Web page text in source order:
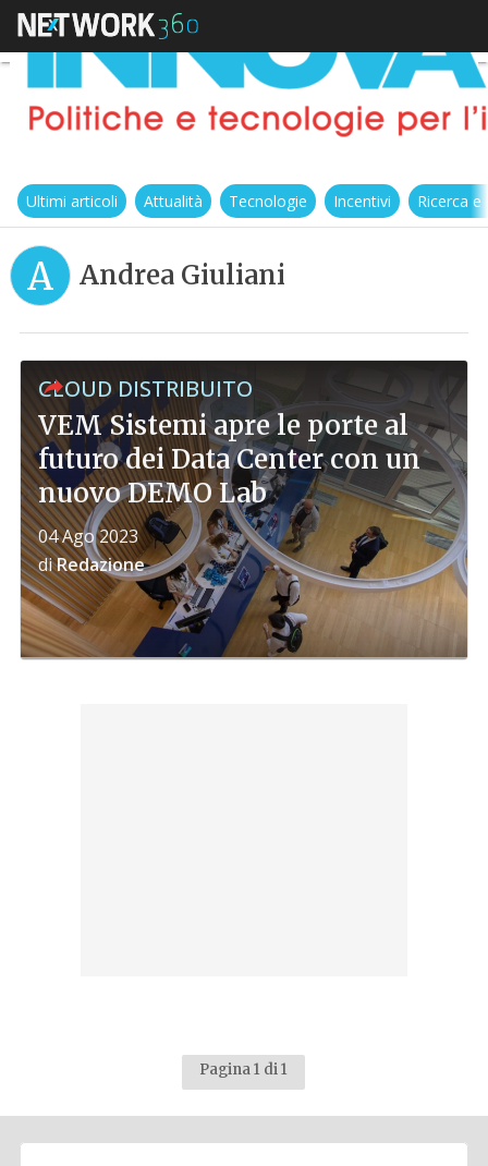
Ultimi articoli Attualità Tecnologie Incentivi Ricerca
A Andrea Giuliani
CLOUD DISTRIBUITO
VEM Sistemi apre le porte al
futuro dei Data Center con un
nuovo DEMO Lab
04 Ago 2023
diRedazione
Pagina 1 di 1